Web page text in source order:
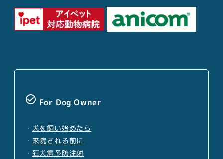
check_circle_outline For Dog Owner
・ 犬を飼い始めたら
・ 来院される前に
・ 狂犬病予防注射